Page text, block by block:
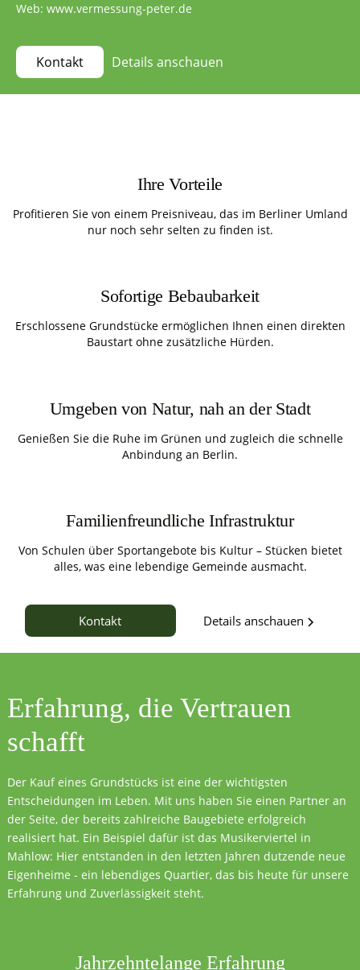
Web: www.vermessung-peter.de
Kontakt Details anschauen
Ihre Vorteile
Profitieren Sie von einem Preisniveau, das im Berliner Umland
nur noch sehr selten zu finden ist.
Sofortige Bebaubarkeit
Erschlossene Grundstücke ermöglichen Ihnen einen direkten
Baustart ohne zusätzliche Hürden.
Umgeben von Natur, nah an der Stadt
Genießen Sie die Ruhe im Grünen und zugleich die schnelle
Anbindung an Berlin.
Familienfreundliche Infrastruktur
Von Schulen über Sportangebote bis Kultur – Stücken bietet
alles, was eine lebendige Gemeinde ausmacht.
Kontakt Details anschauen
Erfahrung, die Vertrauen
schafft
Der Kauf eines Grundstücks ist eine der wichtigsten
Entscheidungen im Leben. Mit uns haben Sie einen Partner an
der Seite, der bereits zahlreiche Baugebiete erfolgreich
realisiert hat. Ein Beispiel dafür ist das Musikerviertel in
Mahlow: Hier entstanden in den letzten Jahren dutzende neue
Eigenheime - ein lebendiges Quartier, das bis heute für unsere
Erfahrung und Zuverlässigkeit steht.
Jahrzehntelange Erfahrung